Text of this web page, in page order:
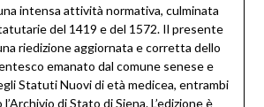
intensa attività normativa, culminata
del 1419 e del 1572. Il presente
riedizione aggiornata e corretta dello
emanato dal comune senese e
Statuti Nuovi di età medicea, entrambi
di Stato di Siena. L’edizione è